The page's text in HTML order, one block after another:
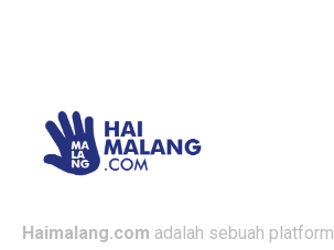
Haimalang.com adalah sebuah